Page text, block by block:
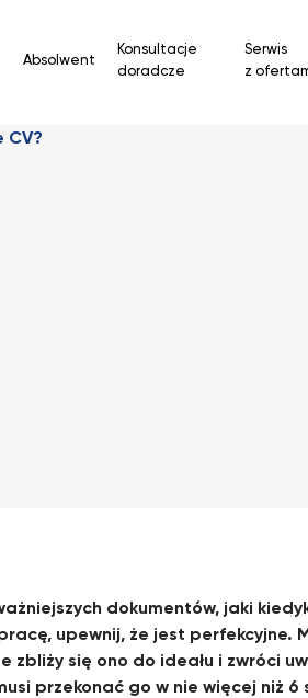
Absolwent
Konsultacje
doradcze
Serwis
z
CV?
dokumentów, jaki
upewnij, że jest perfekcyjne.
zbliży się ono do ideału i zwróci
przekonać go w nie więcej niż 6